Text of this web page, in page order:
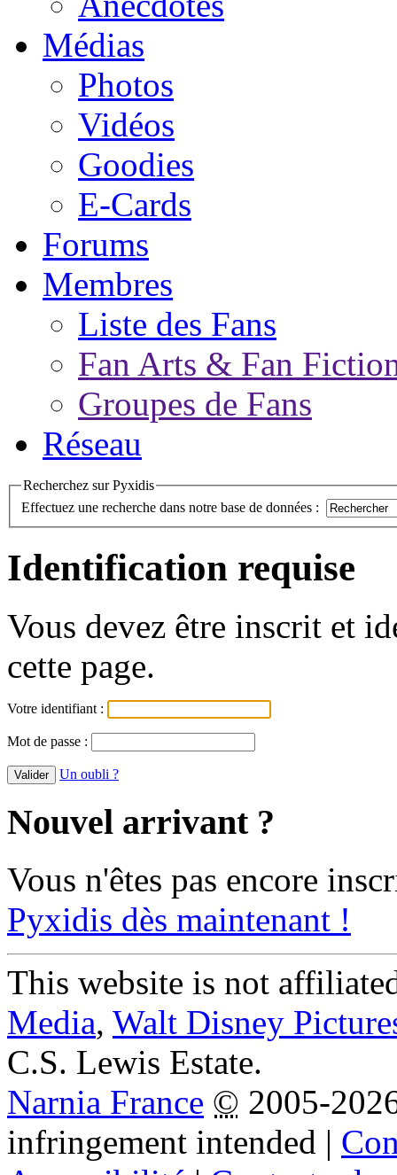
Médias
Photos
Vidéos
Goodies
E-Cards
Forums
Membres
Liste des Fans
Fan Arts & Fan
Groupes de Fans
Réseau
Recherchez sur Pyxidis
Effectuez une recherche dans notre base de données :
Identification requise
Vous devez être inscrit et
cette page.
Votre identifiant :
Mot de passe :
Un oubli ?
Nouvel arrivant ?
Vous n'êtes pas encore
Pyxidis dès maintenant !
This website is not
Media, Walt Disney
C.S. Lewis Estate.
Narnia France © 2005-
infringement intended |